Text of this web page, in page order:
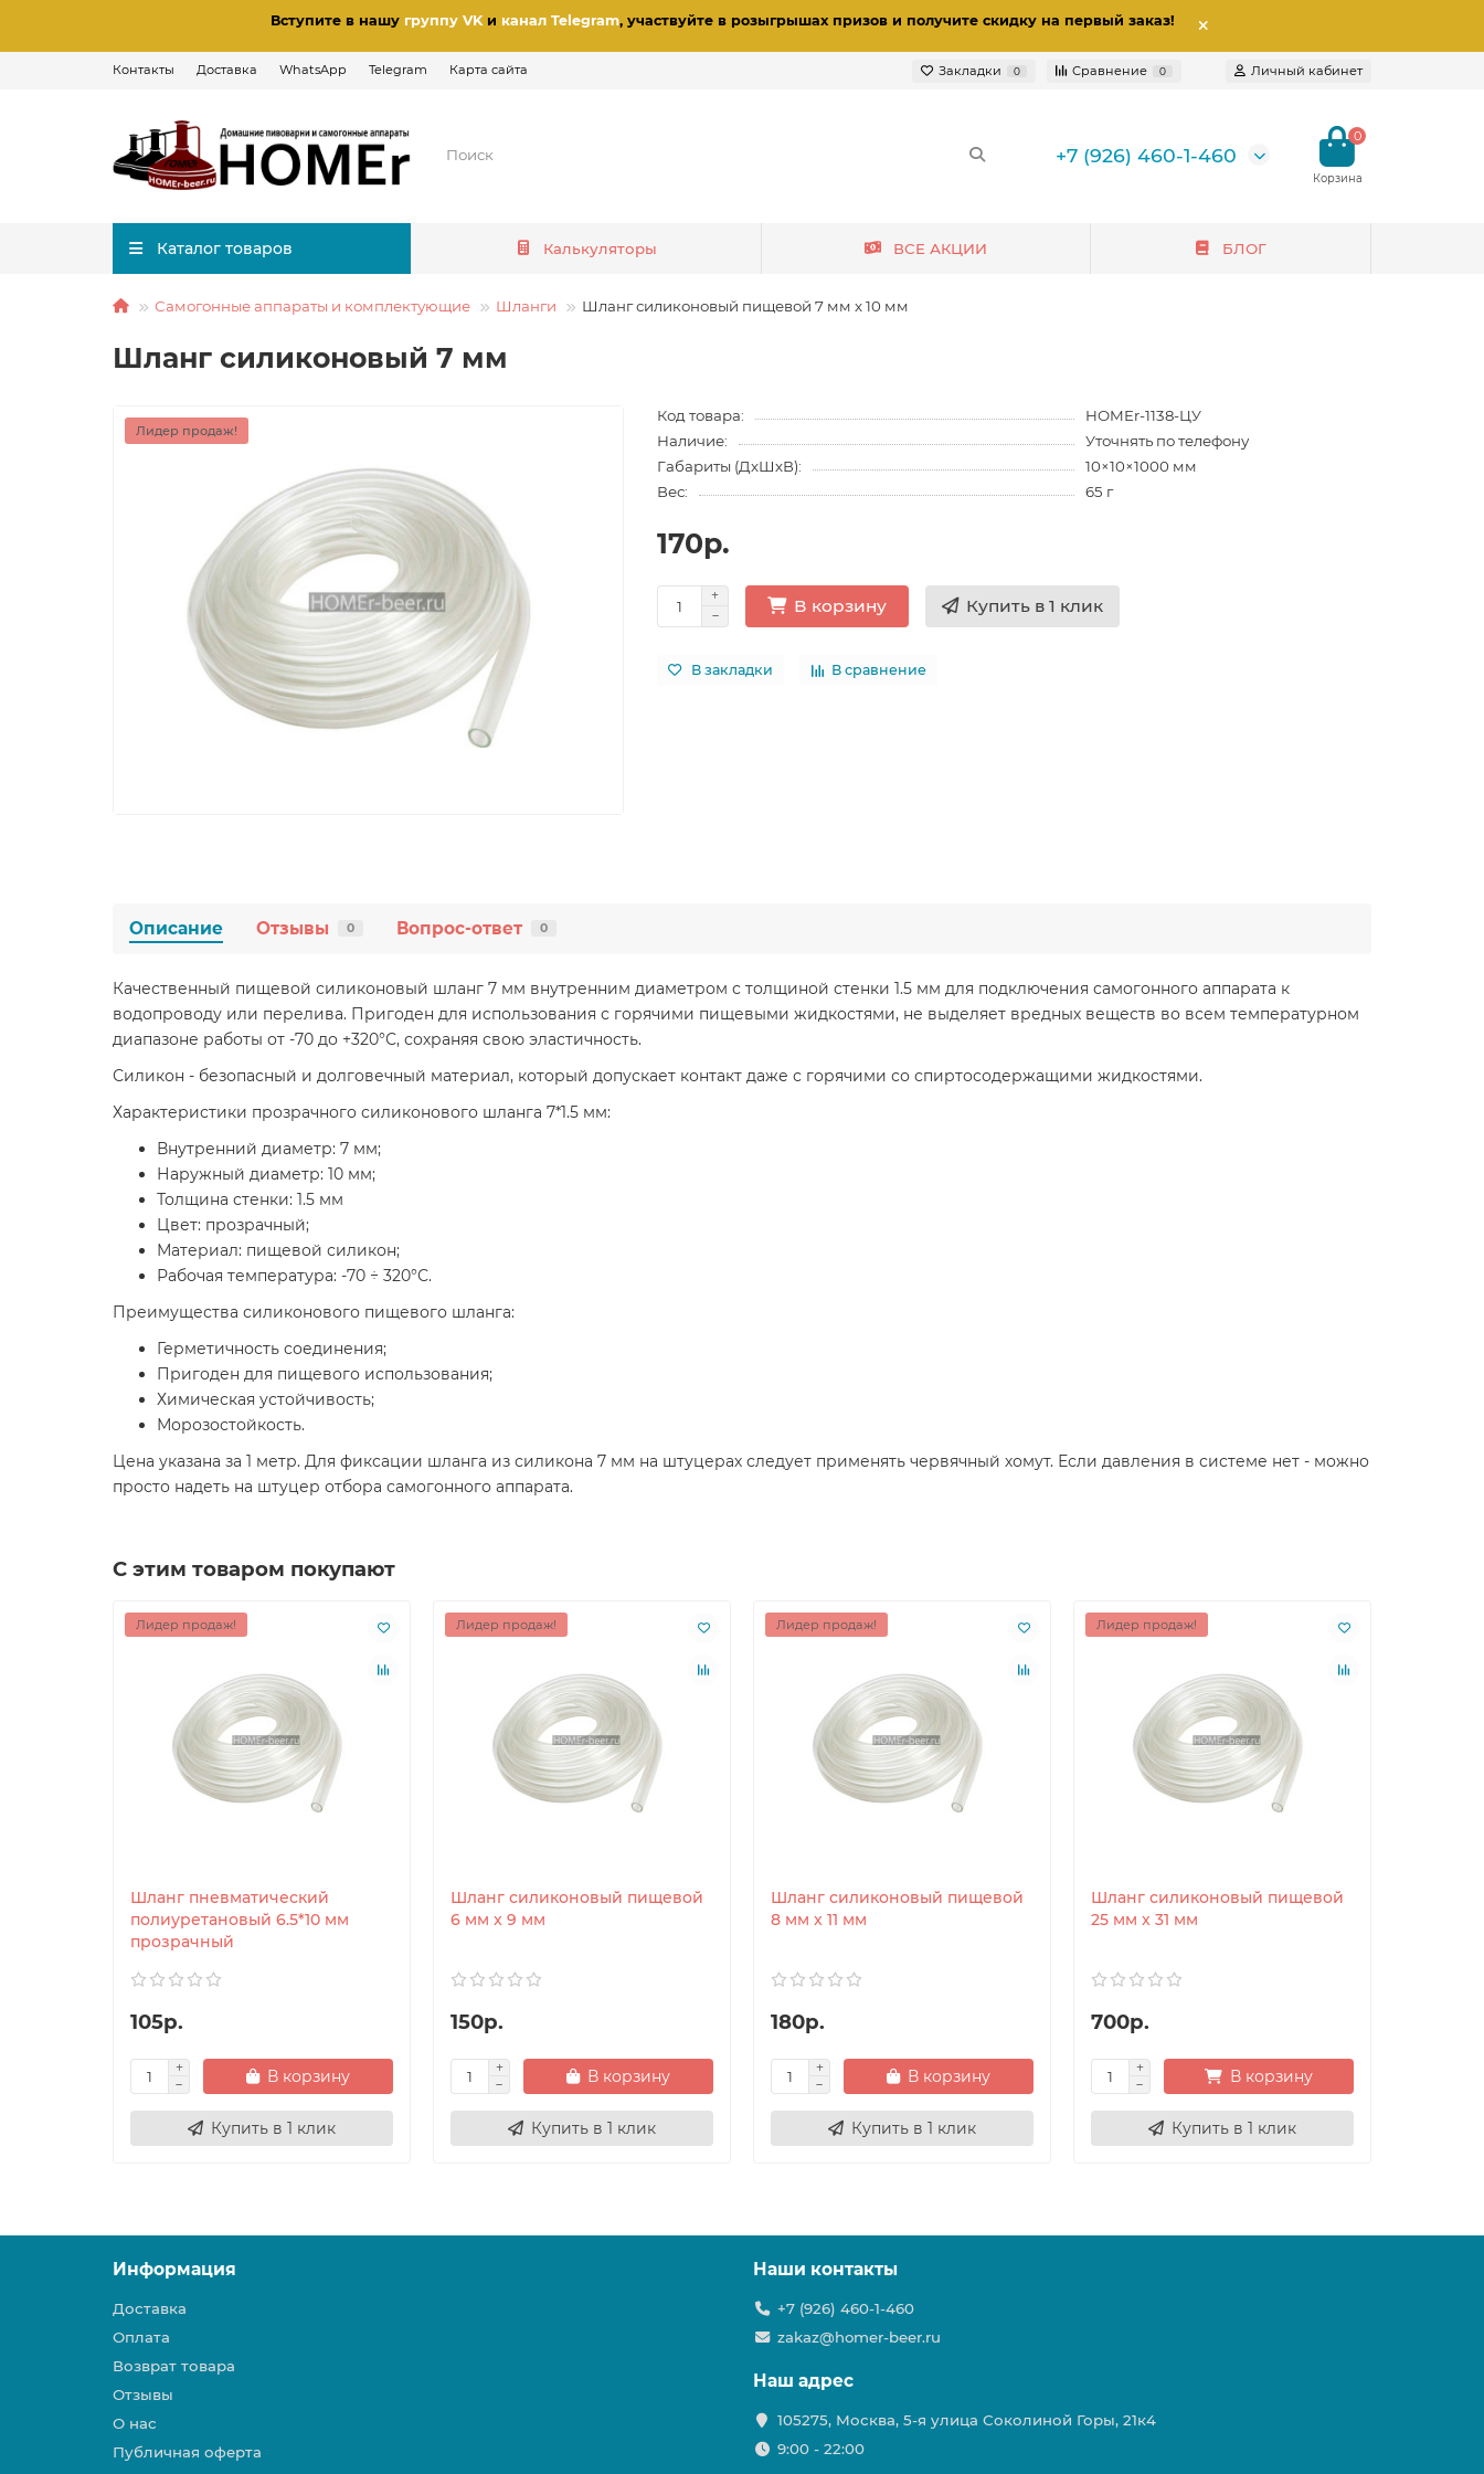
Вступите в нашу группу VKи канал Telegram, участвуйте в розыгрышах призов и получите скидку на первый заказ!
Контакты Доставка WhatsApp Telegram Карта сайта Закладки 0 Сравнение 0 Личный кабинет
+7 (926) 460-1-460
0
Каталог товаров Калькуляторы ВСЕ АКЦИИ БЛОГ
Самогонные аппараты и комплектующие Шланги Шланг силиконовый пищевой 7 мм x 10 мм
Шланг силиконовый 7 мм
Лидер продаж!
Код товара:
HOMEr-1138-ЦУ
Наличие:
Уточнять по телефону
Габариты (ДхШхВ):
10×10×1000 мм
Вес:
65 г
170р.
В корзину Купить в 1 клик
В закладки В сравнение
Описание Отзывы 0 Вопрос-ответ 0
Качественный пищевой силиконовый шланг 7 мм внутренним диаметром с толщиной стенки 1.5 мм для подключения самогонного аппарата к
водопроводу или перелива. Пригоден для использования с горячими пищевыми жидкостями, не выделяет вредных веществ во всем температурном
диапазоне работы от -70 до +320°С, сохраняя свою эластичность.
Силикон - безопасный и долговечный материал, который допускает контакт даже с горячими со спиртосодержащими жидкостями.
Характеристики прозрачного силиконового шланга 7*1.5 мм:
Внутренний диаметр: 7 мм;
Наружный диаметр: 10 мм;
Толщина стенки: 1.5 мм
Цвет: прозрачный;
Материал: пищевой силикон;
Рабочая температура: -70 ÷ 320°С.
Преимущества силиконового пищевого шланга:
Герметичность соединения;
Пригоден для пищевого использования;
Химическая устойчивость;
Морозостойкость.
Цена указана за 1 метр. Для фиксации шланга из силикона 7 мм на штуцерах следует применять червячный хомут. Если давления в системе нет - можно
просто надеть на штуцер отбора самогонного аппарата.
С этим товаром покупают
Лидер продаж!
Шланг пневматический
полиуретановый 6.5*10 мм
прозрачный
105р.
В корзину
Купить в 1 клик
Лидер продаж!
Шланг силиконовый пищевой
6 мм x 9 мм
150р.
В корзину
Купить в 1 клик
Лидер продаж!
Шланг силиконовый пищевой
8 мм x 11 мм
180р.
В корзину
Купить в 1 клик
Лидер продаж!
Шланг силиконовый пищевой
25 мм x 31 мм
700р.
В корзину
Купить в 1 клик
Информация
Доставка
Оплата
Возврат товара
Отзывы
О нас
Публичная оферта
Наши контакты
+7 (926) 460-1-460
zakaz@homer-beer.ru
Наш адрес
105275, Москва, 5-я улица Соколиной Горы, 21к4
9:00 - 22:00